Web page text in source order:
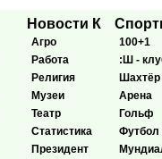
Новости К
Агро
Работа
Религия
Музеи
Театр
Статистика
Президент
100+1
:Ш -
Шахтёр
Арена
Гольф
Футбол